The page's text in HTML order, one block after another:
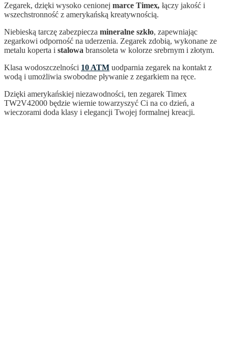
Zegarek, dzięki wysoko cenionej marce Timex, łączy jakość i
wszechstronność z amerykańską kreatywnością.
Niebieską tarczę zabezpiecza mineralne szkło, zapewniając
zegarkowi odporność na uderzenia. Zegarek zdobią, wykonane ze
metalu koperta i stalowa bransoleta w kolorze srebrnym i złotym.
Klasa wodoszczelności 10 ATM uodparnia zegarek na kontakt z
wodą i umożliwia swobodne pływanie z zegarkiem na ręce.
Dzięki amerykańskiej niezawodności, ten zegarek Timex
TW2V42000 będzie wiernie towarzyszyć Ci na co dzień, a
wieczorami doda klasy i elegancji Twojej formalnej kreacji.